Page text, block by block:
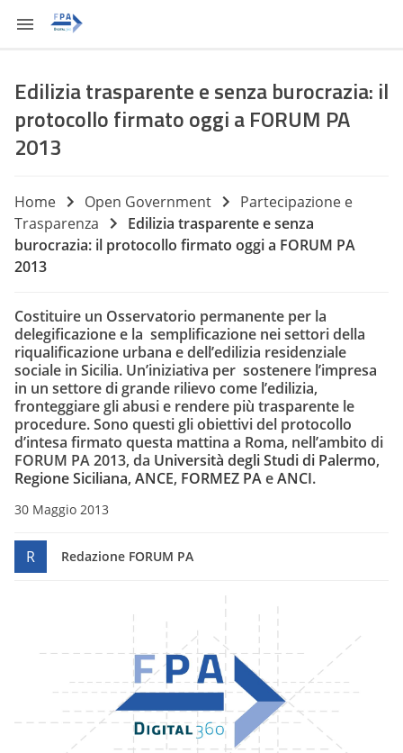
Edilizia trasparente e senza burocrazia: il
protocollo firmato oggi a FORUM PA
2013
Home Open Government
Partecipazione e
Trasparenza
Edilizia trasparente e senza
burocrazia: il protocollo firmato oggi a FORUM PA
2013
Costituire un Osservatorio permanente per la
delegificazione e la semplificazione nei settori della
riqualificazione urbana e dell’edilizia residenziale
sociale in Sicilia. Un’iniziativa per sostenere l’impresa
in un settore di grande rilievo come l’edilizia,
fronteggiare gli abusi e rendere più trasparente le
procedure. Sono questi gli obiettivi del protocollo
d’intesa firmato questa mattina a Roma, nell’ambito di
FORUM PA 2013, da Università degli Studi di Palermo,
Regione Siciliana, ANCE, FORMEZ PAeANCI.
30 Maggio 2013
R Redazione FORUM PA